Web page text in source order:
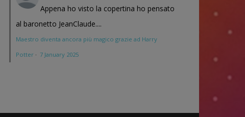
Appena ho visto la copertina ho pensato
al baronetto JeanClaude....
Maestro diventa ancora più magico grazie ad Harry
Potter · 7 January 2025